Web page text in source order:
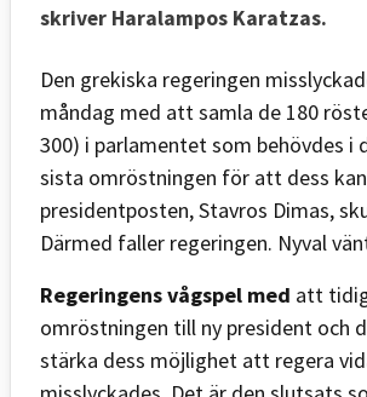
skriver Haralampos Karatzas.
Den grekiska regeringen
måndag med att samla de 180
300) i parlamentet som behövdes i
sista omröstningen för att dess
presidentposten, Stavros Dimas,
Därmed faller regeringen. Nyval
Regeringens vågspel med att
omröstningen till ny president och
stärka dess möjlighet att regera